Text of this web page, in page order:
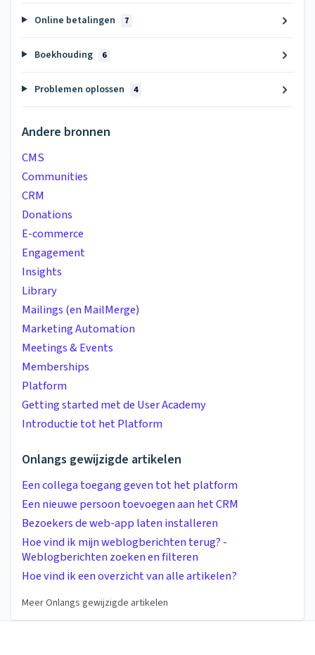
Online betalingen 7
Boekhouding 6
Problemen oplossen 4
Andere bronnen
CMS
Communities
CRM
Donations
E-commerce
Engagement
Insights
Library
Mailings (en MailMerge)
Marketing Automation
Meetings & Events
Memberships
Platform
Getting started met de User Academy
Introductie tot het Platform
Onlangs gewijzigde artikelen
Een collega toegang geven tot het platform
Een nieuwe persoon toevoegen aan het CRM
Bezoekers de web-app laten installeren
Hoe vind ik mijn weblogberichten terug? -
Weblogberichten zoeken en filteren
Hoe vind ik een overzicht van alle artikelen?
Meer Onlangs gewijzigde artikelen